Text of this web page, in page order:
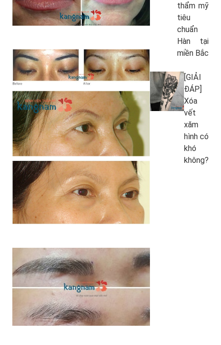
thẩm mỹ
tiêu
chuẩn
Hàn tại
miền Bắc
[GIẢI
ĐÁP]
Xóa
vết
xăm
hình có
khó
không?